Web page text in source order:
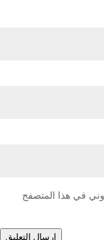
في هذا المتصفح
إرسال التعليق